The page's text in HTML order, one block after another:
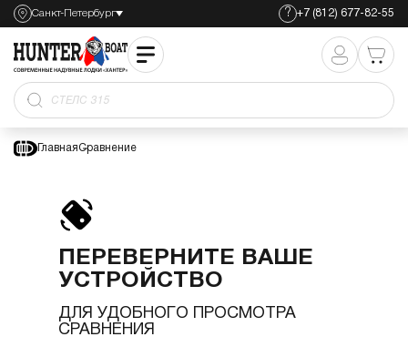
Санкт-Петербург ? +7 (812) 677-82-55
СТЕЛС 315
ГлавнаяСравнение
ПЕРЕВЕРНИТЕ ВАШЕ
УСТРОЙСТВО
ДЛЯ УДОБНОГО ПРОСМОТРА
СРАВНЕНИЯ